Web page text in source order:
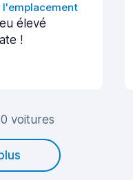
élevé
!
voitures